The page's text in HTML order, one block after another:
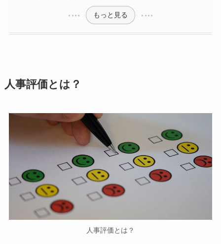
もっと見る
人事評価とは？
人事評価とは？